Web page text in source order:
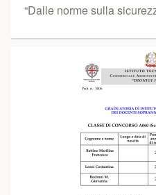
“Dalle norme sulla